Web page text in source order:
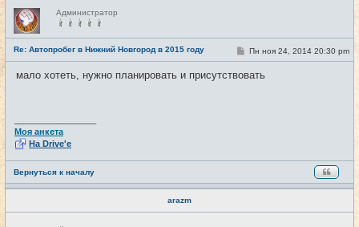
Н
е
в
с
е
т
и
Администратор
Re: Автопробег в Нижний Новгород в 2015 году #19
С
о
б
Пн ноя 24, 2014 20:30 pm
мало хотеть, нужно планировать и присутствовать
Моя анкета
На Drive'e
Вернуться к началу
arazm